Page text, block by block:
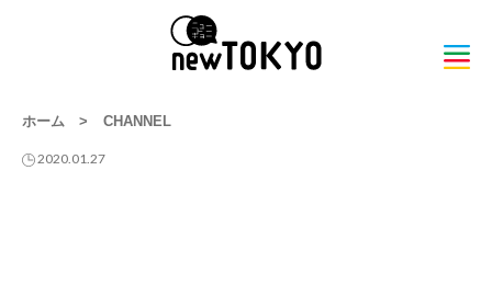
ホーム > CHANNEL
2020.01.27